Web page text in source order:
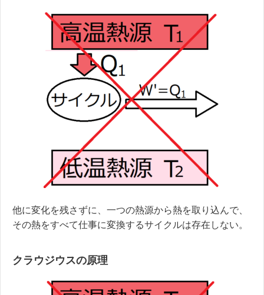
他に変化を残さずに、一つの熱源から熱を取り込んで、
その熱をすべて仕事に変換するサイクルは存在しない。
クラウジウスの原理